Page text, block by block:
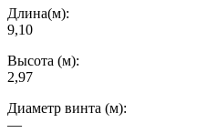
Длина(м):
9,10
Высота (м):
2,97
Диаметр винта (м):
—